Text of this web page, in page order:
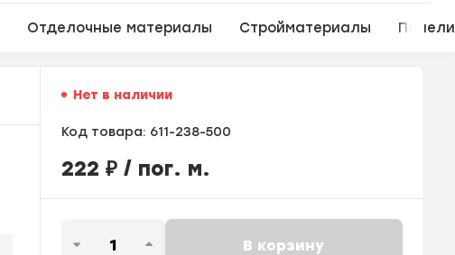
Отделочные материалы Стройматериалы
Нет в наличии
Код товара: 611-238-500
222 ₽/ пог. м.
В корзину